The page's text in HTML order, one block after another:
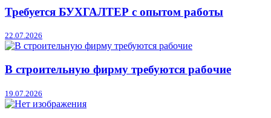
Требуется БУХГАЛТЕР с опытом работы
22.07.2026
В строительную фирму требуются рабочие
19.07.2026